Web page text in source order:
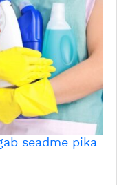
seadme pika